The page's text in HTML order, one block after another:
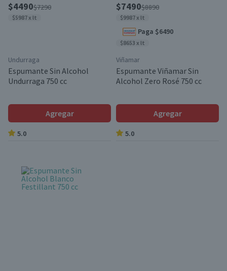
$4490$7290
$5987 x lt
Undurraga
Espumante Sin Alcohol
Undurraga 750 cc
Agregar
5.0
$7490$8890
$9987 x lt
Paga $6490
$8653 x lt
Viñamar
Espumante Viñamar Sin
Alcohol Zero Rosé 750 cc
Agregar
5.0